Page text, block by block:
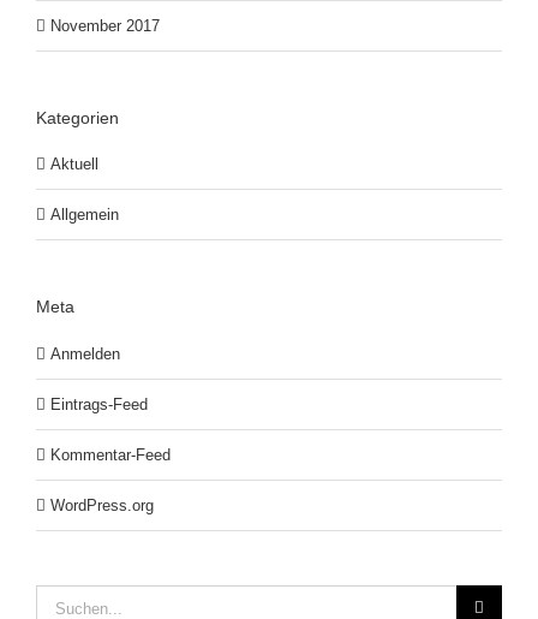
November 2017
Kategorien
Aktuell
Allgemein
Meta
Anmelden
Eintrags-Feed
Kommentar-Feed
WordPress.org